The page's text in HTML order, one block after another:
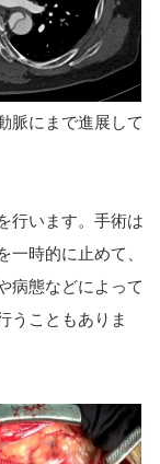
脈にまで進展して
行います。手術は
時的に止めて、
病態などによって
うこともありま